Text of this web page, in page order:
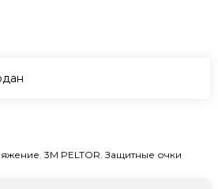
, 3М PELTOR,Защитные очки